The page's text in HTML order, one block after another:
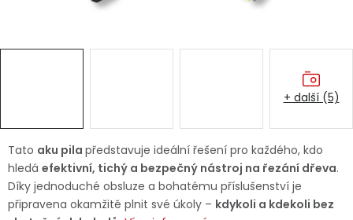
Značky
Tato aku pila představuje ideální řešení pro každého, kdo
hledá efektivní, tichý a bezpečný nástroj na řezání dřeva.
Díky jednoduché obsluze a bohatému příslušenství je
připravena okamžitě plnit své úkoly – kdykoli a kdekoli bez
+ další (5)